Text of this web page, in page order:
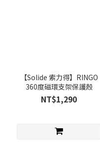
【Solide 索力得】RINGO
360度磁環支架保護殼
NT$1,290